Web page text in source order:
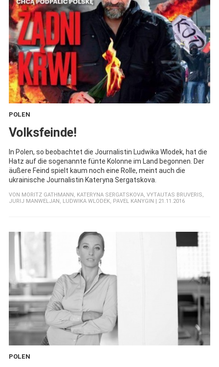
POLEN
Volksfeinde!
In Polen, so beobachtet die Journalistin Ludwika Wlodek, hat die
Hatz auf die sogenannte fünte Kolonne im Land begonnen. Der
äußere Feind spielt kaum noch eine Rolle, meint auch die
ukrainische Journalistin Kateryna Sergatskova.
VON MORITZ GATHMANN, KATERYNA SERGATSKOVA, VYTAUTAS BRUVERIS,
JURIJ MANWELJAN, LUDWIKA WLODEK, PAVEL KANYGIN | 21.11.2016
POLEN